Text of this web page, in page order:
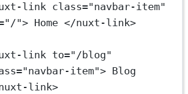
link class="navbar-item"
"/"> Home </nuxt-link>
link to="/blog"
="navbar-item"> Blog
link>